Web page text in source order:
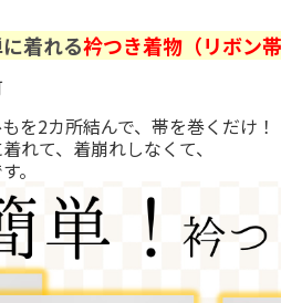
着れる衿つき着物（リボン帯
を2カ所結んで、帯を巻くだけ！
れて、着崩れしなくて、
。